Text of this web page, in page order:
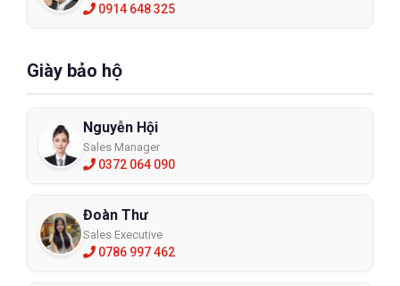
0914 648 325
Giày bảo hộ
Nguyễn Hội
Sales Manager
0372 064 090
Đoàn Thư
Sales Executive
0786 997 462